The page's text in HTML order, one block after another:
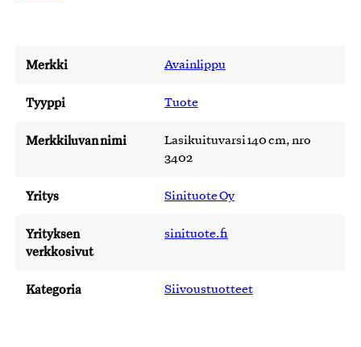
Merkki Avainlippu
Tyyppi Tuote
Merkkiluvan nimi
Lasikuituvarsi 140 cm, nro
3402
Yritys Sinituote Oy
Yrityksen
verkkosivut
sinituote.fi
Kategoria Siivoustuotteet